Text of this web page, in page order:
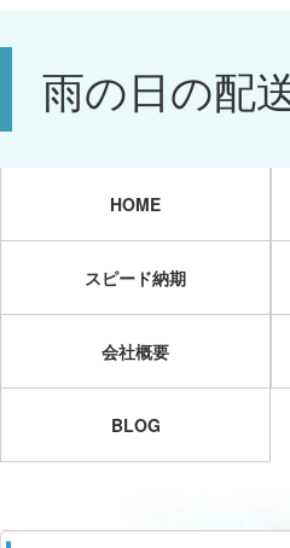
雨の日の配
HOME
スピード納期
会社概要
BLOG